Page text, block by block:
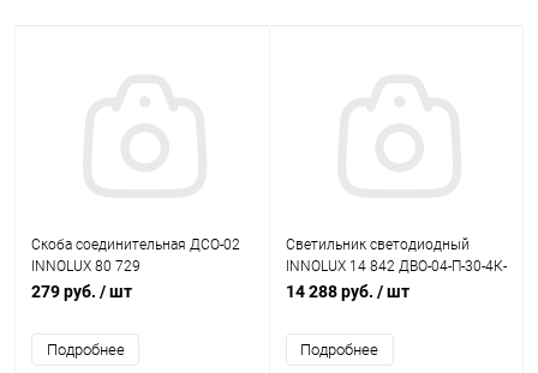
Скоба соединительная ДСО-02
INNOLUX 80 729
279 руб. / шт
Подробнее
Светильник светодиодный
INNOLUX 14 842 ДВО-04-П-30-4К-
IP40-A3
14 288 руб. / шт
Подробнее